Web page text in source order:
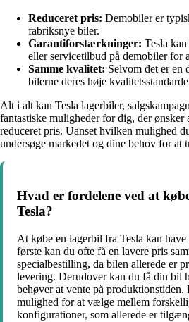
Reduceret pris: Demobiler er
fabriksnye biler.
Garantiforstærkninger: Tesla
eller servicetilbud på demobiler for
Samme kvalitet: Selvom det er en
bilerne deres høje
Alt i alt kan Tesla lagerbiler,
fantastiske muligheder for dig, der ønsker
reduceret pris. Uanset hvilken mulighed
undersøge markedet og dine behov for at
Hvad er fordelene ved at
Tesla?
At købe en lagerbil fra Tesla kan
første kan du ofte få en lavere pris
specialbestilling, da bilen allerede er
levering. Derudover kan du få din bil
behøver at vente på produktionstiden.
mulighed for at vælge mellem
konfigurationer, som allerede er